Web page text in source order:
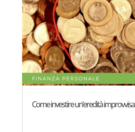
Come investire un’eredità improvvisa